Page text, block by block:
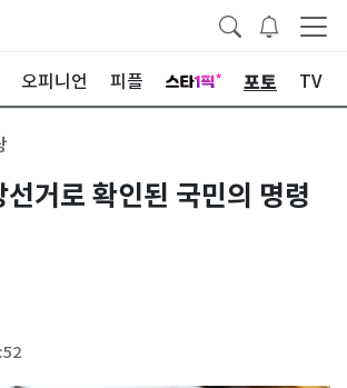
오피니언 피플 포토 TV
거로 확인된 국민의 명령